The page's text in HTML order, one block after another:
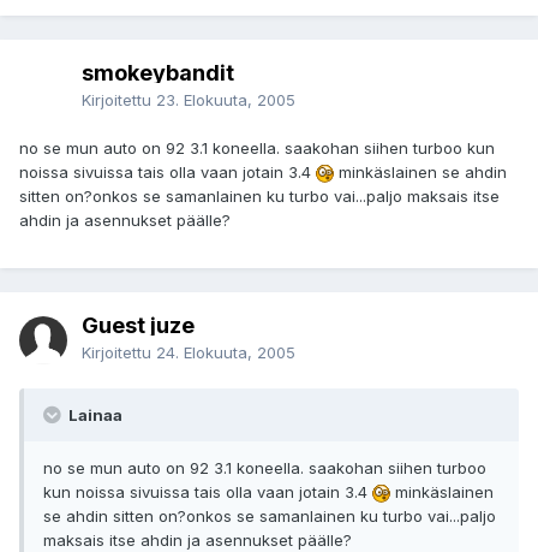
smokeybandit
Kirjoitettu 23. Elokuuta, 2005
no se mun auto on 92 3.1 koneella. saakohan siihen turboo kun
noissa sivuissa tais olla vaan jotain 3.4
minkäslainen se ahdin
sitten on?onkos se samanlainen ku turbo vai...paljo maksais itse
ahdin ja asennukset päälle?
Guest juze
Kirjoitettu 24. Elokuuta, 2005
Lainaa
no se mun auto on 92 3.1 koneella. saakohan siihen turboo
kun noissa sivuissa tais olla vaan jotain 3.4
minkäslainen
se ahdin sitten on?onkos se samanlainen ku turbo vai...paljo
maksais itse ahdin ja asennukset päälle?